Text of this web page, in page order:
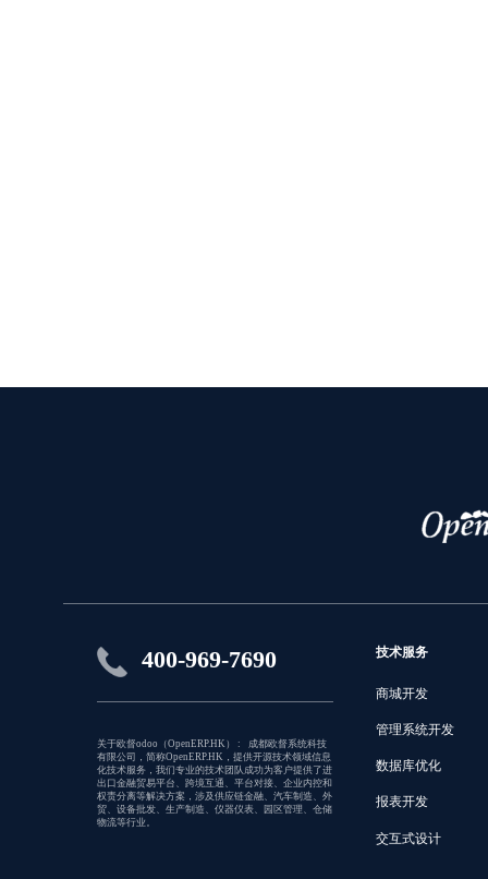
400-969-7690
关于欧督odoo（OpenERP.HK） : 成都欧督系统科技
有限公司，简称OpenERP.HK，提供开源技术领域信息
化技术服务，我们专业的技术团队成功为客户提供了进
出口金融贸易平台、跨境互通、平台对接、企业内控和
权责分离等解决方案，涉及供应链金融、汽车制造、外
贸、设备批发、生产制造、仪器仪表、园区管理、仓储
物流等行业。
技术服务
商城开发
管理系统开发
数据库优化
报表开发
交互式设计